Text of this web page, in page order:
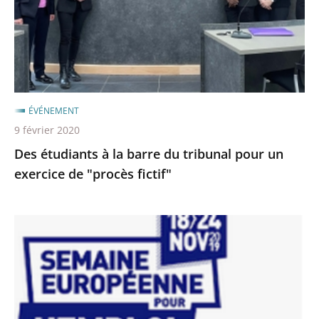
du
tribunal
pour
un
exercice
"procès
Des étudiants à la barre du tribunal pour un
exercice de "procès fictif"
ÉVÉNEMENT
9 février 2020
européenne
pour
l’emploi
des